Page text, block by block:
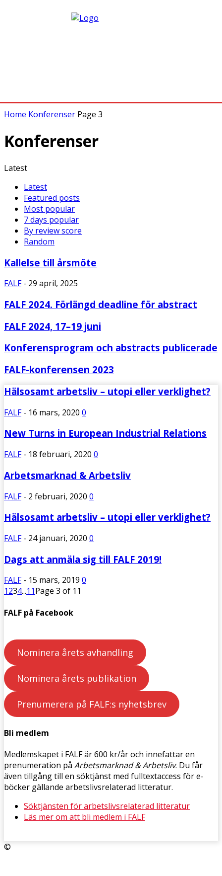
Home Konferenser Page 3
Konferenser
Latest
Latest
Featured posts
Most popular
7 days popular
By review score
Random
Kallelse till årsmöte
FALF - 29 april, 2025
FALF 2024. Förlängd deadline för abstract
FALF 2024, 17–19 juni
Konferensprogram och abstracts publicerade
FALF-konferensen 2023
Hälsosamt arbetsliv – utopi eller verklighet?
FALF - 16 mars, 2020 0
New Turns in European Industrial Relations
FALF - 18 februari, 2020 0
Arbetsmarknad & Arbetsliv
FALF - 2 februari, 2020 0
Hälsosamt arbetsliv – utopi eller verklighet?
FALF - 24 januari, 2020 0
Dags att anmäla sig till FALF 2019!
FALF - 15 mars, 2019 0
1234...11Page 3 of 11
FALF på Facebook
Nominera årets avhandling
Nominera årets publikation
Prenumerera på FALF:s nyhetsbrev
Bli medlem
Medlemskapet i FALF är 600 kr/år och innefattar en
prenumeration på Arbetsmarknad & Arbetsliv. Du får
även tillgång till en söktjänst med fulltextaccess för e-
böcker gällande arbetslivsrelaterad litteratur.
Söktjänsten för arbetslivsrelaterad litteratur
Läs mer om att bli medlem i FALF
©